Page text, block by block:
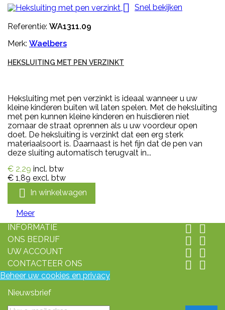

Snel bekijken
Referentie: WA1311.09
Merk: Waelbers
HEKSLUITING MET PEN VERZINKT
Heksluiting met pen verzinkt is ideaal wanneer u uw
kleine kinderen buiten wil laten spelen. Met de heksluiting
met pen kunnen kleine kinderen en huisdieren niet
zomaar de straat oprennen als u uw voordeur open
doet. De heksluiting is verzinkt dat een erg sterk
materiaalsoort is. Daarnaast is het fijn dat de pen van
deze sluiting automatisch terugvalt in...
€ 2,29 incl. btw
€ 1,89 excl. btw
 In winkelwagen
Meer
INFORMATIE
 
ONS BEDRIJF  
UW ACCOUNT  
CONTACTEER ONS  
Beheer uw cookies en privacy
Nieuwsbrief